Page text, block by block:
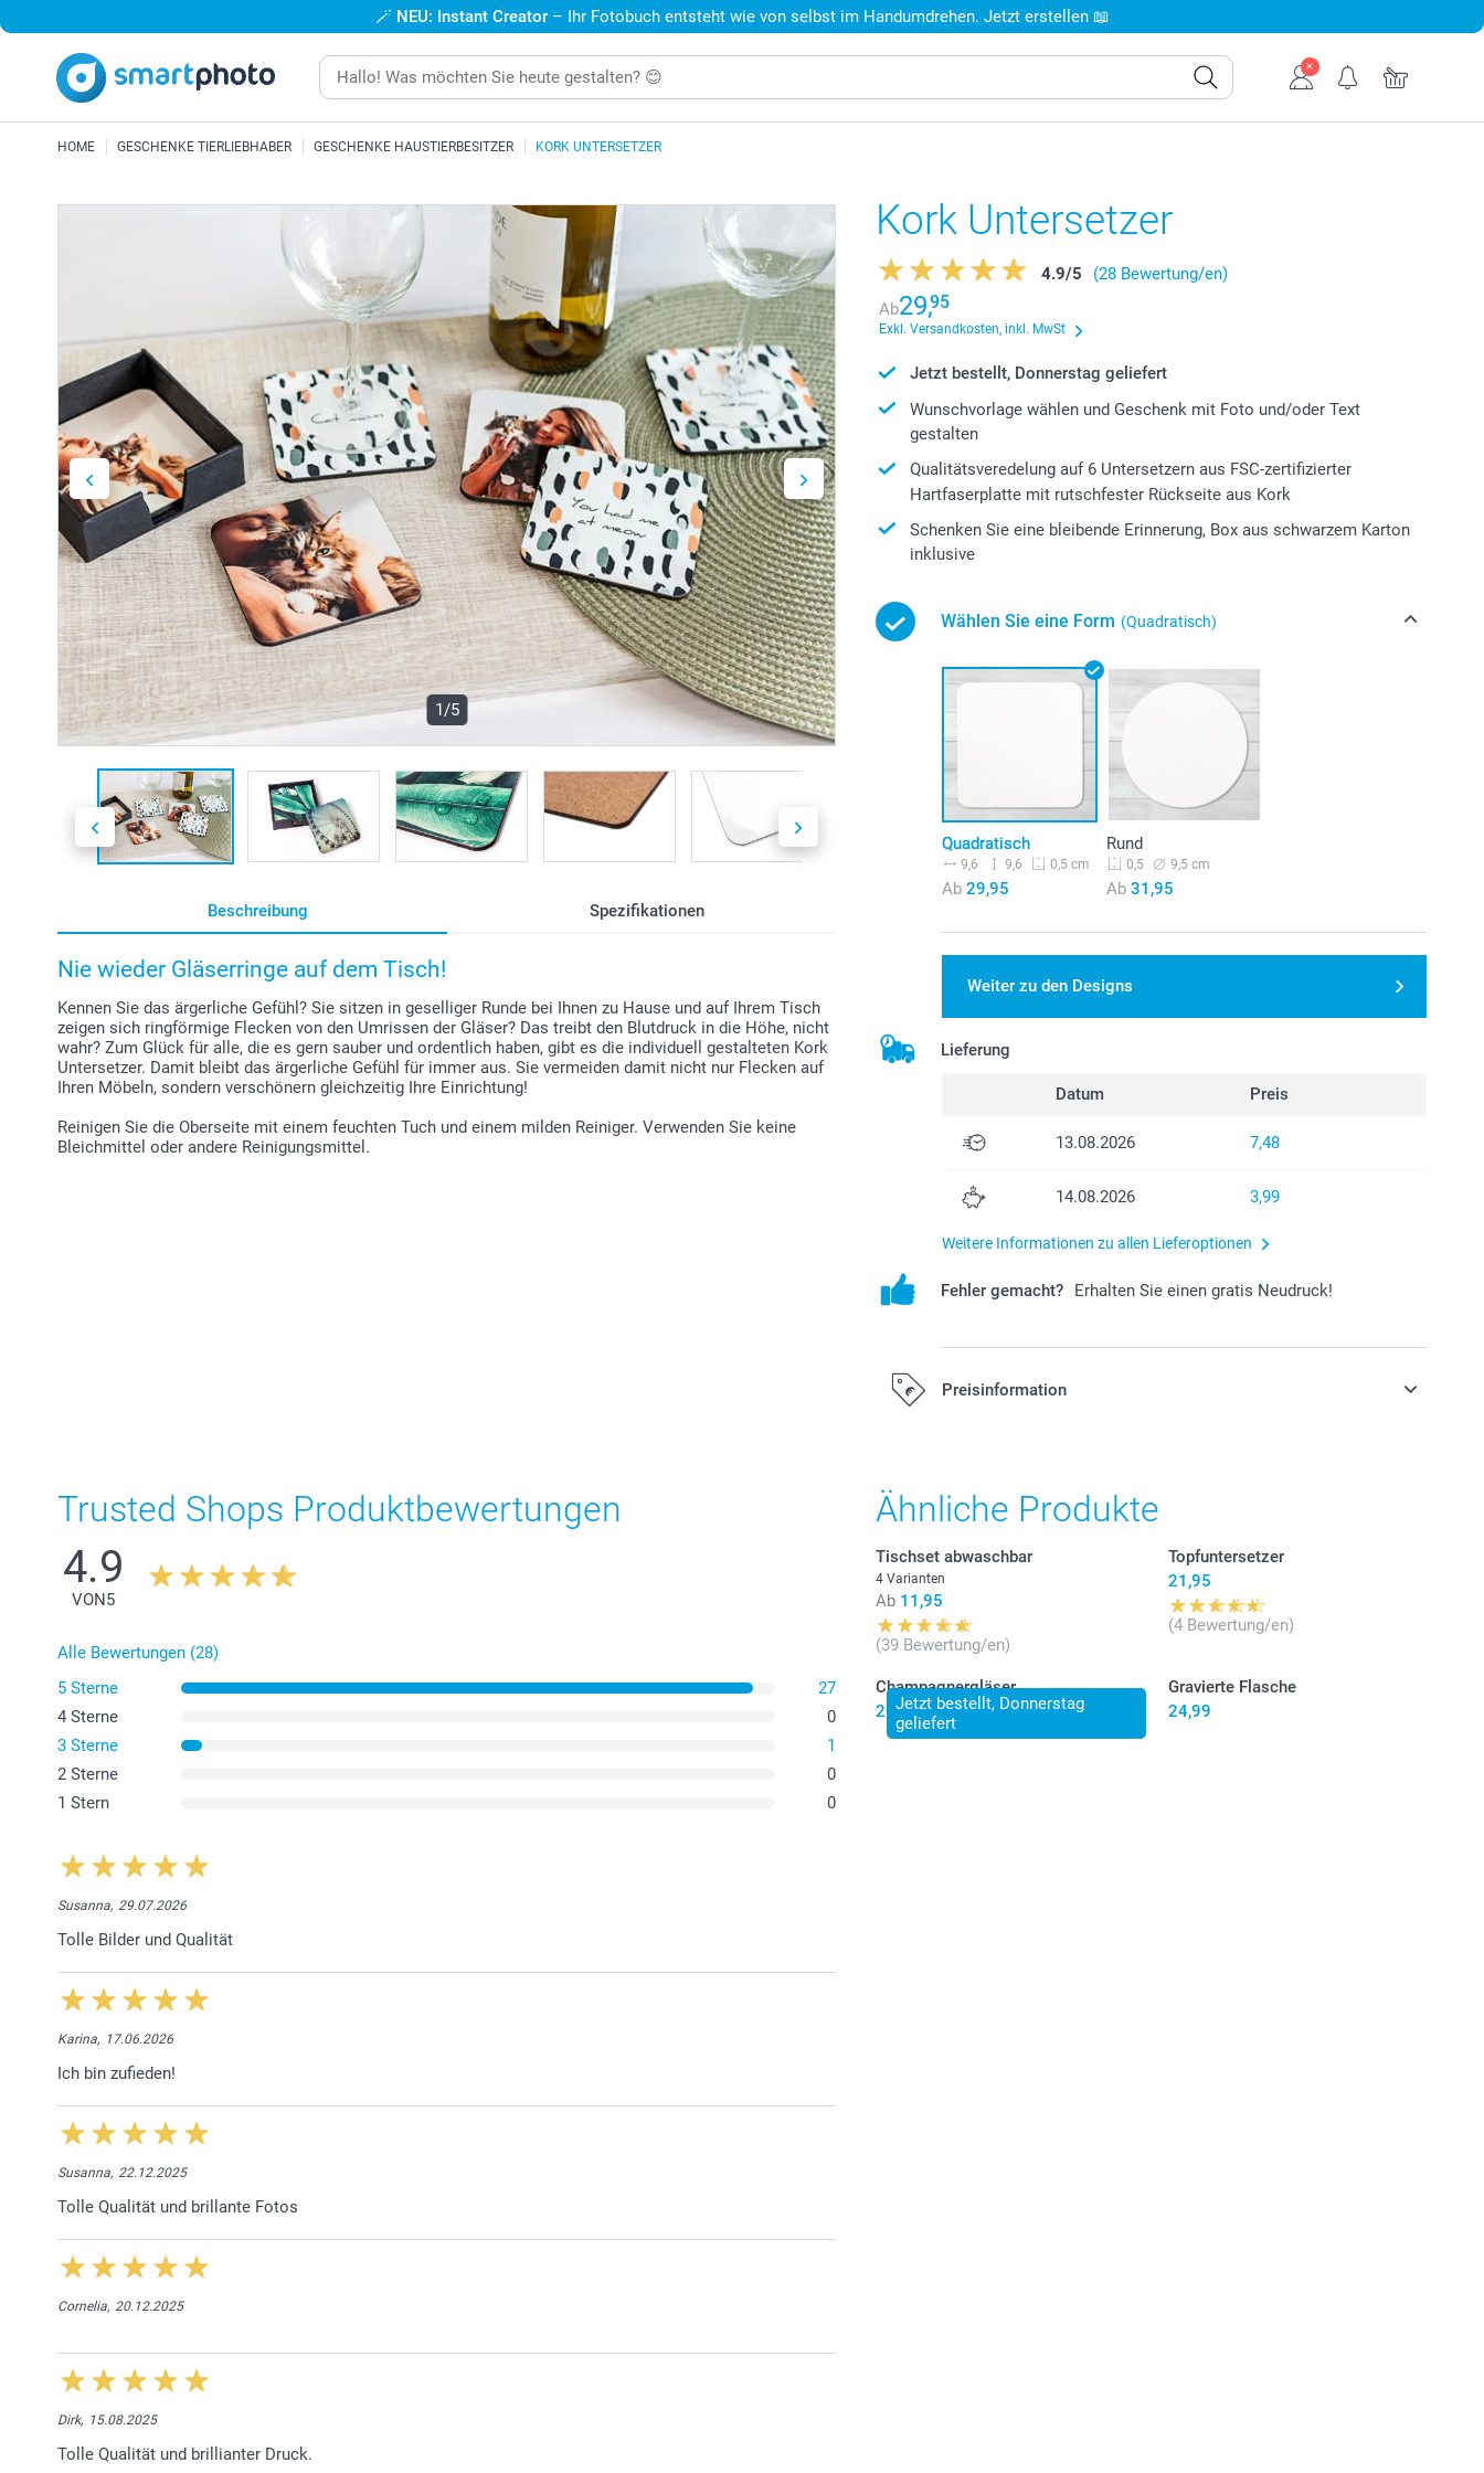
🪄 NEU: Instant Creator – Ihr Fotobuch entsteht wie von selbst im Handumdrehen. Jetzt erstellen 📖
HOME GESCHENKE TIERLIEBHABER GESCHENKE HAUSTIERBESITZER KORK UNTERSETZER
1/5
Beschreibung Spezifikationen
Nie wieder Gläserringe auf dem Tisch!
Kennen Sie das ärgerliche Gefühl? Sie sitzen in geselliger Runde bei Ihnen zu Hause und auf Ihrem Tisch
zeigen sich ringförmige Flecken von den Umrissen der Gläser? Das treibt den Blutdruck in die Höhe, nicht
wahr? Zum Glück für alle, die es gern sauber und ordentlich haben, gibt es die individuell gestalteten Kork
Untersetzer. Damit bleibt das ärgerliche Gefühl für immer aus. Sie vermeiden damit nicht nur Flecken auf
Ihren Möbeln, sondern verschönern gleichzeitig Ihre Einrichtung!
Reinigen Sie die Oberseite mit einem feuchten Tuch und einem milden Reiniger. Verwenden Sie keine
Bleichmittel oder andere Reinigungsmittel.
Kork Untersetzer
4.9/5
(28 Bewertung/en)
Ab29,95
Exkl. Versandkosten, inkl. MwSt
Jetzt bestellt, Donnerstag geliefert
Wunschvorlage wählen und Geschenk mit Foto und/oder Text
gestalten
Qualitätsveredelung auf 6 Untersetzern aus FSC-zertifizierter
Hartfaserplatte mit rutschfester Rückseite aus Kork
Schenken Sie eine bleibende Erinnerung, Box aus schwarzem Karton
inklusive
Wählen Sie eine Form (Quadratisch)
Quadratisch
9,6 9,6 0,5 cm
Ab 29,95
Rund
0,5 9,5 cm
Ab 31,95
Weiter zu den Designs
Lieferung
Datum Preis
13.08.2026 7,48
14.08.2026 3,99
Weitere Informationen zu allen Lieferoptionen
Fehler gemacht? Erhalten Sie einen gratis Neudruck!
Preisinformation
Versandkosten.
Trusted Shops Produktbewertungen
4.9
VON5
Alle Bewertungen (28)
5 Sterne
27
4 Sterne
0
3 Sterne
1
2 Sterne
0
1 Stern
0
Susanna, 29.07.2026
Tolle Bilder und Qualität
Karina, 17.06.2026
Ich bin zufieden!
Susanna, 22.12.2025
Tolle Qualität und brillante Fotos
Cornelia, 20.12.2025
Dirk, 15.08.2025
Tolle Qualität und brillianter Druck.
Ähnliche Produkte
Tischset abwaschbar
4 Varianten
Ab 11,95
(39 Bewertung/en)
Topfuntersetzer
21,95
(4 Bewertung/en)
Jetzt bestellt, Donnerstag
geliefert
Champagnergläser
29,99
Gravierte Flasche
24,99